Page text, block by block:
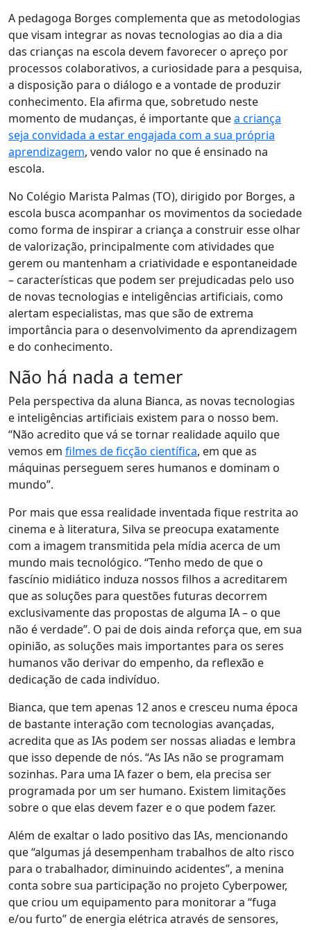
A pedagoga Borges complementa queas metodologias
que visam integrar as novas tecnologias ao dia a dia
das crianças na escola devem favorecer o apreço por
processos colaborativos, a curiosidade para a pesquisa,
a disposição para o diálogo e a vontade de produzir
conhecimento. Ela afirma que, sobretudo neste
momento de mudanças, é importante quea criança
seja convidada a estar engajada com a sua própria
aprendizagem, vendo valor no que é ensinado na
escola.
No Colégio Marista Palmas (TO), dirigido por Borges, a
escola busca acompanhar os movimentos da sociedade
como forma de inspirar a criança a construir esse olhar
de valorização, principalmente com atividades que
gerem ou mantenham a criatividade e espontaneidade
– características que podem ser prejudicadas pelo uso
de novas tecnologias e inteligências artificiais, como
alertam especialistas, mas que são de extrema
importância para o desenvolvimento da aprendizagem
e do conhecimento.
Não há nada a temer
Pela perspectiva da aluna Bianca, as novas tecnologias
e inteligências artificiais existem para o nosso bem.
“Não acredito que vá se tornar realidade aquilo que
vemos em filmes de ficção científica, em que as
máquinas perseguem seres humanos e dominam o
mundo”.
Por mais que essa realidade inventada fique restrita ao
cinema e à literatura, Silva se preocupa exatamente
com a imagem transmitida pela mídia acerca de um
mundo mais tecnológico. “Tenho medo de que o
fascínio midiático induza nossos filhos a acreditarem
que as soluções para questões futuras decorrem
exclusivamente das propostas de alguma IA– o que
não é verdade”. O pai de dois ainda reforça que, em sua
opinião, as soluções mais importantes para os seres
humanos vão derivar do empenho, da reflexão e
dedicação de cada indivíduo.
Bianca, que tem apenas 12 anos e cresceu numa época
de bastante interação com tecnologias avançadas,
acredita que as IAs podem ser nossas aliadas e lembra
que isso depende de nós. “As IAs não se programam
sozinhas. Para uma IA fazer o bem, ela precisa ser
programada por um ser humano. Existem limitações
sobre o que elas devem fazer e o que podem fazer.
Além de exaltar o lado positivo das IAs, mencionando
que “algumas já desempenham trabalhos de alto risco
para o trabalhador, diminuindo acidentes”, a menina
conta sobre sua participação no projeto Cyberpower,
que criou um equipamento para monitorar a “fuga
e/ou furto” de energia elétrica através de sensores,